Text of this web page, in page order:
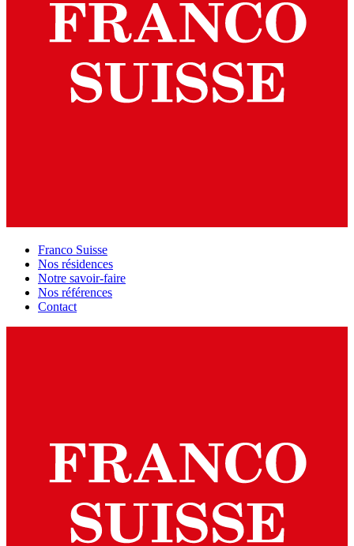
Franco Suisse
Nos résidences
Notre savoir-faire
Nos références
Contact